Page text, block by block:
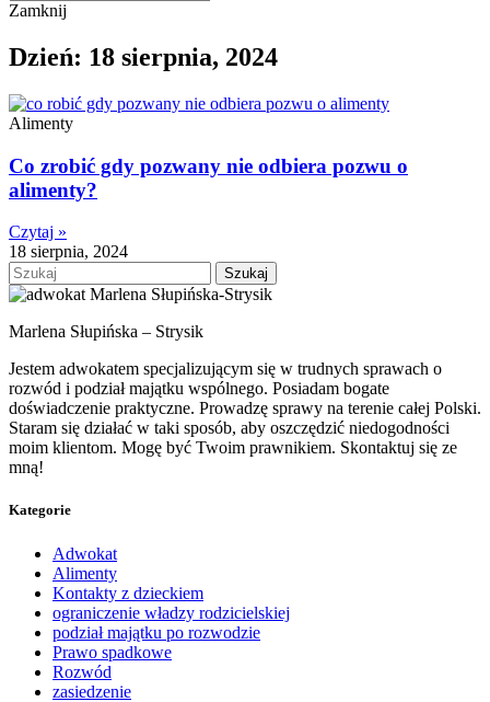
Zamknij
Dzień: 18 sierpnia, 2024
Alimenty
Co zrobić gdy pozwany nie odbiera pozwu o
alimenty?
Czytaj »
18 sierpnia, 2024
Szukaj
Marlena Słupińska – Strysik
Jestem adwokatem specjalizującym się w trudnych sprawach o
rozwód i podział majątku wspólnego. Posiadam bogate
doświadczenie praktyczne. Prowadzę sprawy na terenie całej Polski.
Staram się działać w taki sposób, aby oszczędzić niedogodności
moim klientom. Mogę być Twoim prawnikiem. Skontaktuj się ze
mną!
Kategorie
Adwokat
Alimenty
Kontakty z dzieckiem
ograniczenie władzy rodzicielskiej
podział majątku po rozwodzie
Prawo spadkowe
Rozwód
zasiedzenie